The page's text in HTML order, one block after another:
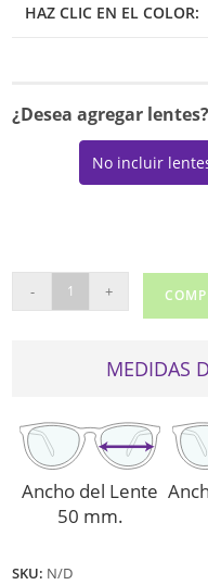
HAZ CLIC EN EL COLOR:
¿Desea agregar lentes?
No incluir
125
- +
MEDIDAS
Ancho del Lente
50 mm.
SKU: N/D